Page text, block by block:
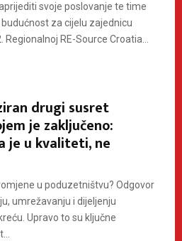
svoje poslovanje te time
za cijelu zajednicu
Regionalnoj RE-Source Croatia...
drugi susret
je zaključeno:
je u kvaliteti, ne
u poduzetništvu? Odgovor
umrežavanju i dijeljenju
Upravo to su ključne